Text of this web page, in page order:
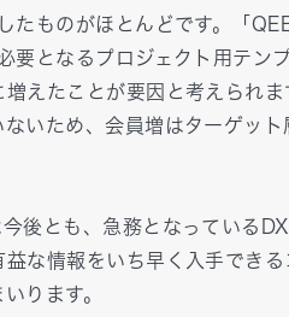
たものがほとんどです。「
要となるプロジェクト用テン
増えたことが要因と考えられ
ないため、会員増はターゲッ
今後とも、急務となっている
益な情報をいち早く入手でき
ります。